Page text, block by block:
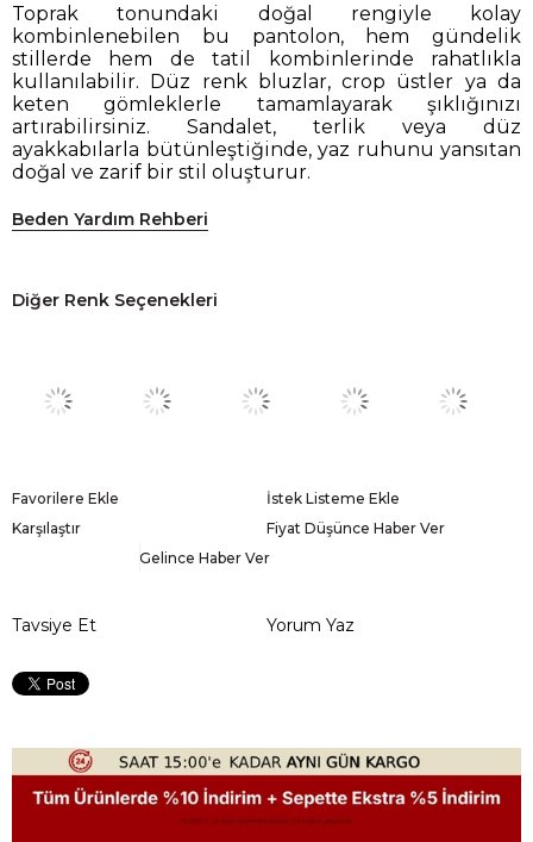
Toprak tonundaki doğal rengiyle kolay
kombinlenebilen bu pantolon, hem gündelik
stillerde hem de tatil kombinlerinde rahatlıkla
kullanılabilir. Düz renk bluzlar, crop üstler ya da
keten gömleklerle tamamlayarak şıklığınızı
artırabilirsiniz. Sandalet, terlik veya düz
ayakkabılarla bütünleştiğinde, yaz ruhunu yansıtan
doğal ve zarif bir stil oluşturur.
Beden Yardım Rehberi
Diğer Renk Seçenekleri
Favorilere Ekle
İstek Listeme Ekle
Karşılaştır
Fiyat Düşünce Haber Ver
Gelince Haber Ver
Tavsiye Et Yorum Yaz